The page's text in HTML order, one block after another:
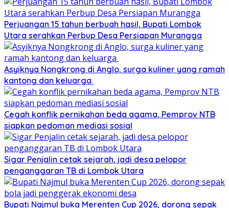
Perjuangan 15 tahun berbuah hasil, Bupati Lombok
Utara serahkan Perbup Desa Persiapan Murangga
Asyiknya Nongkrong di Anglo, surga kuliner yang ramah
kantong dan keluarga
Cegah konflik pernikahan beda agama, Pemprov NTB
siapkan pedoman mediasi sosial
Sigar Penjalin cetak sejarah, jadi desa pelopor
penganggaran TB di Lombok Utara
Bupati Najmul buka Merenten Cup 2026, dorong sepak